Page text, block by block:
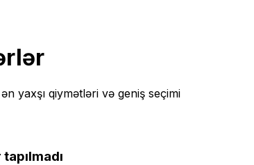
yaxşı qiymətləri və geniş seçimi